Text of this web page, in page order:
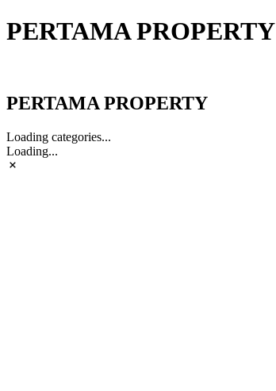
PERTAMA PROPERTY
PERTAMA PROPERTY
Loading categories...
Loading...